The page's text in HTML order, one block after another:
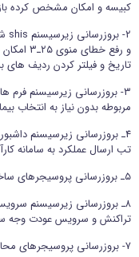
ورود
تماس با
کبیسه و امکان مشخص کرده
و رفع
تاریخ و فیلتر کردن ردیف های
۳- بروزرسانی زیرسیسنم فرم
مربوطه بدون نیاز به انتخاب
۴ـ بروزرسانی زیرسیسنم
تب ارسال عملکرد به سامانه
۵ـ بروزرسانی پروسیجرهای ساخت دیسکت بیمه نیروی مسلح
۸ـ بروزرسانی زیرسیسنم
تراکنش و سرویس عودت وجه
۷- بروزرسانی پروسیجرهای